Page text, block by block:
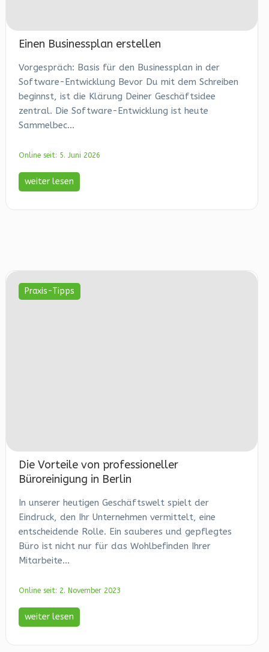
Einen Businessplan erstellen
Vorgespräch: Basis für den Businessplan in der
Software-Entwicklung Bevor Du mit dem Schreiben
beginnst, ist die Klärung Deiner Geschäftsidee
zentral. Die Software-Entwicklung ist heute
Sammelbec...
Online seit: 5. Juni 2026
weiter lesen
Praxis-Tipps
Die Vorteile von professioneller
Büroreinigung in Berlin
In unserer heutigen Geschäftswelt spielt der
Eindruck, den Ihr Unternehmen vermittelt, eine
entscheidende Rolle. Ein sauberes und gepflegtes
Büro ist nicht nur für das Wohlbefinden Ihrer
Mitarbeite...
Online seit: 2. November 2023
weiter lesen